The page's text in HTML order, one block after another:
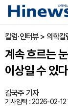
칼럼·인터뷰 > 의학칼
계속 흐르는
이상일 수 있
김국주 기자
기사입력 : 2026-02-12